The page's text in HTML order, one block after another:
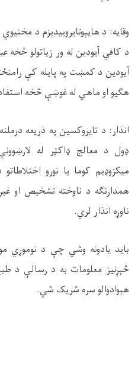
وقایه: د هایپوتایروییدېزم د
د کافي آیودین له ور زیاتولو
آیودین د کمښت په پایله کې
هګیو او ماهي له غوښې څخه
انذار: د تایروکسین په ذریعه
ډول د معالج ډاکټر له
میکزوډیم کوما یا نورو
همدارنګه د ناوخته تشخیص او
ناوړه انذار لري.
باید یادونه وشي چې د نوموړي
څېړنیز معلومات به د رسالې د
هېوادوالو سره شریک شي.